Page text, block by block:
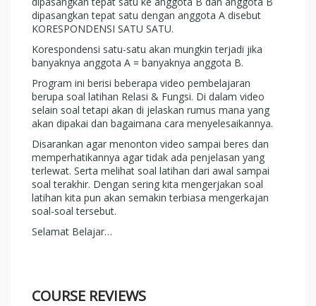
dipasangkan tepat satu dengan anggota A disebut
KORESPONDENSI SATU SATU.
Korespondensi satu-satu akan mungkin terjadi jika
banyaknya anggota A = banyaknya anggota B.
Program ini berisi beberapa video pembelajaran
berupa soal latihan Relasi & Fungsi. Di dalam video
selain soal tetapi akan di jelaskan rumus mana yang
akan dipakai dan bagaimana cara menyelesaikannya.
Disarankan agar menonton video sampai beres dan
memperhatikannya agar tidak ada penjelasan yang
terlewat. Serta melihat soal latihan dari awal sampai
soal terakhir. Dengan sering kita mengerjakan soal
latihan kita pun akan semakin terbiasa mengerkajan
soal-soal tersebut.
Selamat Belajar…
COURSE REVIEWS